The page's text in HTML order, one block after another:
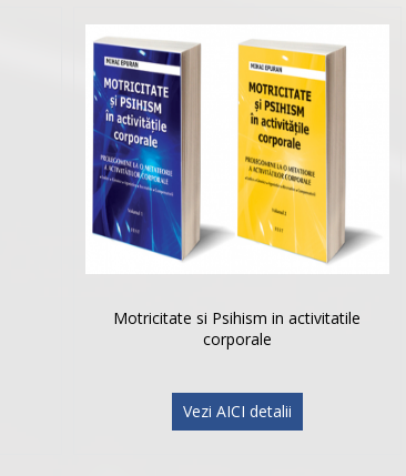
Motricitate si Psihism in activitatile
corporale
Vezi AICI detalii